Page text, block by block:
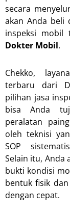
secara
akan Anda beli
inspeksi mobil
Dokter Mobil.
Chekko,
terbaru dari
pilihan jasa
bisa Anda
peralatan
oleh teknisi
SOP
Selain itu, Anda
bukti kondisi
bentuk fisik
dengan cepat.